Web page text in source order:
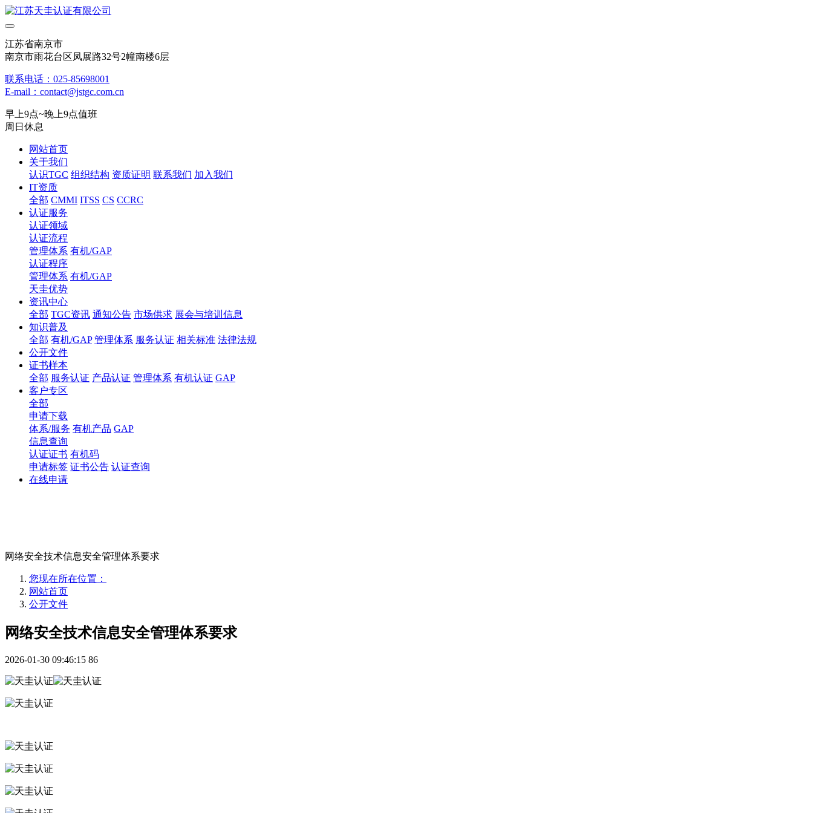
江苏省南京市
南京市雨花台区凤展路32号2幢南楼6层
联系电话：025-85698001
E-mail：contact@jstgc.com.cn
早上9点~晚上9点值班
周日休息
网站首页
关于我们
认识TGC 组织结构 资质证明 联系我们 加入我们
IT资质
全部 CMMI ITSS CS CCRC
认证服务
认证领域
认证流程
管理体系 有机/GAP
认证程序
管理体系 有机/GAP
天圭优势
资讯中心
全部 TGC资讯 通知公告 市场供求 展会与培训信息
知识普及
全部 有机/GAP 管理体系 服务认证 相关标准 法律法规
公开文件
证书样本
全部 服务认证 产品认证 管理体系 有机认证 GAP
客户专区
全部
申请下载
体系/服务 有机产品 GAP
信息查询
认证证书 有机码
申请标签 证书公告 认证查询
在线申请
网络安全技术信息安全管理体系要求
您现在所在位置：
网站首页
公开文件
网络安全技术信息安全管理体系要求
2026-01-30 09:46:15 86